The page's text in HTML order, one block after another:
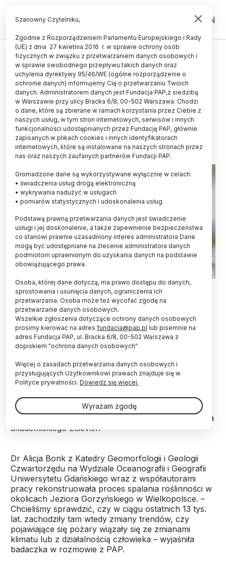
PL EN
ZIEMIA
Ekspertka: działalność
prehistorycznych rolników
sprzyjała pożarom lasów
ANNA BUGAJSKA
10.05.2026
aktualizacja: 10.05.2026
4 minuty czytania
Makrowęgiel widoczny pod mikroskopem. Fot. Maja Łaska
Działalność prehistorycznych rolników sprzyjała
pożarom lasów – powiedziała PAP dr Alicja Bonk
Uniwersytetu Gdańskiego. Dodała, że w zapisach
geologicznych widać też wyraźne ślady pożarów
naturalnych. Naukowczyni uczestniczyła w
Wyniki badań polskich naukowców z Uniwersytetu
Gdańskiego (UG) i Uniwersytetu im. Adama
Mickiewicza w Poznaniu (UAM) ukazały się w
serwisie Science Direct holenderskiego wydawnictwa
akademickiego Elsevier.
Dr Alicja Bonk z Katedry Geomorfologii i Geologii
Czwartorzędu na Wydziale Oceanografii i Geografii
Uniwersytetu Gdańskiego wraz z współautorami
pracy rekonstruowała proces spalania roślinności w
okolicach Jeziora Gorzyńskiego w Wielkopolsce. –
Chcieliśmy sprawdzić, czy w ciągu ostatnich 13 tys.
lat. zachodziły tam wtedy zmiany trendów, czy
pojawiające się pożary wiązały się ze zmianami
klimatu lub z działalnością człowieka – wyjaśniła
badaczka w rozmowie z PAP.
Szanowny Czytelniku,
Zgodnie z Rozporządzeniem Parlamentu Europejskiego i Rady
(UE) z dnia 27 kwietnia 2016 r. w sprawie ochrony osób
fizycznych w związku z przetwarzaniem danych osobowych i
w sprawie swobodnego przepływu takich danych oraz
uchylenia dyrektywy 95/46/WE (ogólne rozporządzenie o
ochronie danych) informujemy Cię o przetwarzaniu Twoich
danych. Administratorem danych jest Fundacja PAP,z siedzibą
w Warszawie przy ulicy Bracka 6/8, 00-502 Warszawa. Chodzi
o dane, które są zbierane w ramach korzystania przez Ciebie z
naszych usług, w tym stron internetowych, serwisów i innych
funkcjonalności udostępnianych przez Fundację PAP, głównie
zapisanych w plikach cookies i innych identyfikatorach
internetowych, które są instalowane na naszych stronach przez
nas oraz naszych zaufanych partnerów Fundacji PAP.
Gromadzone dane są wykorzystywane wyłącznie w celach:
• świadczenia usług drogą elektroniczną
• wykrywania nadużyć w usługach
• pomiarów statystycznych i udoskonalenia usług
Podstawą prawną przetwarzania danych jest świadczenie
usługi i jej doskonalenie, a także zapewnienie bezpieczeństwa
co stanowi prawnie uzasadniony interes administratora Dane
mogą być udostępniane na zlecenie administratora danych
podmiotom uprawnionym do uzyskania danych na podstawie
obowiązującego prawa.
Osoba, której dane dotyczą, ma prawo dostępu do danych,
sprostowania i usunięcia danych, ograniczenia ich
przetwarzania. Osoba może też wycofać zgodę na
przetwarzanie danych osobowych.
Wszelkie zgłoszenia dotyczące ochrony danych osobowych
prosimy kierować na adres fundacja@pap.pl lub pisemnie na
adres Fundacja PAP, ul. Bracka 6/8, 00-502 Warszawa z
dopiskiem "ochrona danych osobowych"
Więcej o zasadach przetwarzania danych osobowych i
przysługujących Użytkownikowi prawach znajduje się w
Polityce prywatności. Dowiedz się więcej.
Wyrażam zgodę